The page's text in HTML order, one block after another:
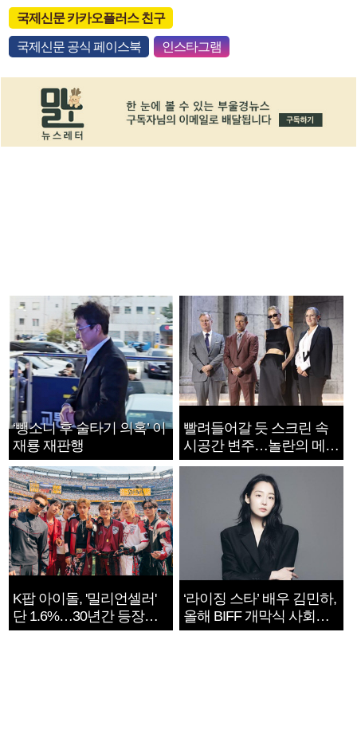
국제신문 카카오플러스 친구
국제신문 공식 페이스북 인스타그램
‘뺑소니 후 술타기 의혹’ 이
재룡 재판행
빨려들어갈 듯 스크린 속
시공간 변주…놀란의 메시
지는 ‘전쟁 속죄’
K팝 아이돌, '밀리언셀러'
단 1.6%…30년간 등장
1182개팀 전수조사
‘라이징 스타’ 배우 김민하,
올해 BIFF 개막식 사회자
확정